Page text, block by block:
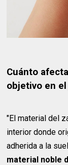
Cuánto
objetivo en
"El material del
interior donde
adherida a la
material noble